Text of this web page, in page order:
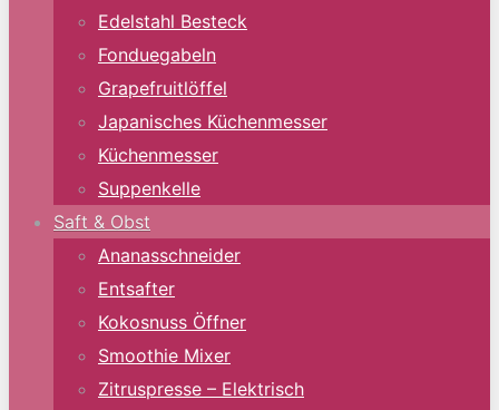
Edelstahl Besteck
Fonduegabeln
Grapefruitlöffel
Japanisches Küchenmesser
Küchenmesser
Suppenkelle
Saft & Obst
Ananasschneider
Entsafter
Kokosnuss Öffner
Smoothie Mixer
Zitruspresse – Elektrisch